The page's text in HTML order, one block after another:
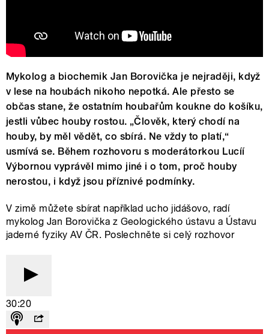
Mykolog a biochemik Jan Borovička je nejraději, když
v lese na houbách nikoho nepotká. Ale přesto se
občas stane, že ostatním houbařům koukne do košíku,
jestli vůbec houby rostou. „Člověk, který chodí na
houby, by měl vědět, co sbírá. Ne vždy to platí,“
usmívá se. Během rozhovoru s moderátorkou Lucíí
Výbornou vyprávěl mimo jiné i o tom, proč houby
nerostou, i když jsou příznivé podmínky.
V zimě můžete sbírat například ucho jidášovo, radí
mykolog Jan Borovička z Geologického ústavu a Ústavu
jaderné fyziky AV ČR. Poslechněte si celý rozhovor
30:20